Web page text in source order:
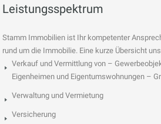
Leistungsspektrum
Stamm Immobilien ist Ihr kompetenter
rund um die Immobilie. Eine kurze Übersicht
Verkauf und Vermittlung von –
Eigenheimen und Eigentumswohnungen –
Verwaltung und Vermietung
Versicherung